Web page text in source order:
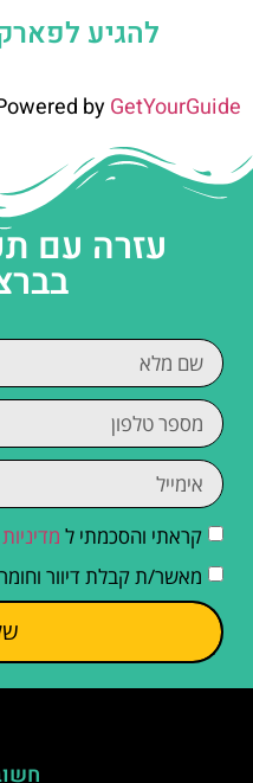
להגיע
byGetYourGuide
עזרה עם
קראתי והסכמתי ל
מאשר/ת קבלת דיוור